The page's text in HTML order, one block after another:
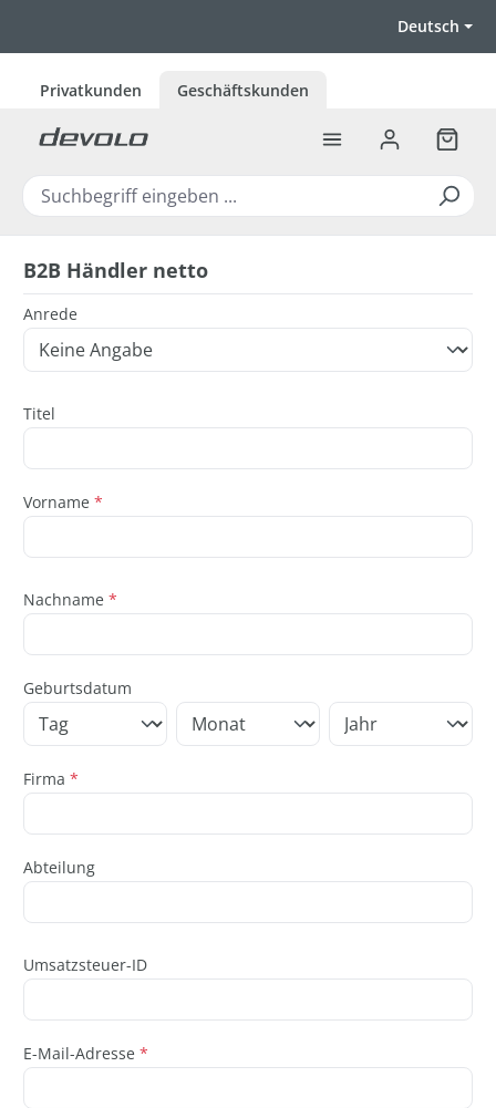
Deutsch
Privatkunden Geschäftskunden
B2B Händler netto
Persönliche Informationen
Anrede
Titel
Vorname *
Nachname *
Geburtsdatum
Firma *
Abteilung
Umsatzsteuer-ID
E-Mail-Adresse *